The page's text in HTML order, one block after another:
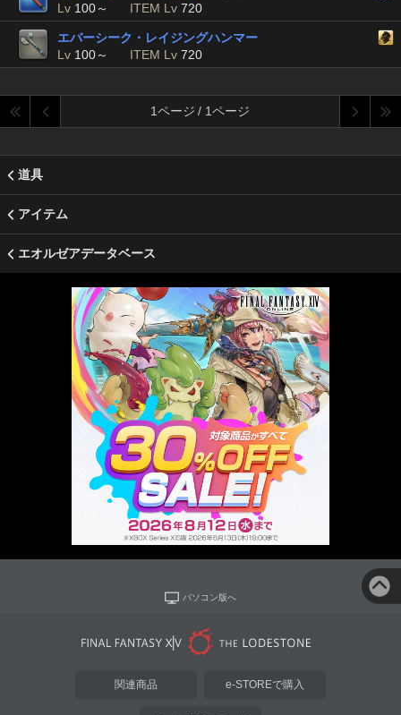
Lv 100～ ITEM Lv 720
エバーシーク・レイジングハンマー
Lv 100～ ITEM Lv 720
1ページ / 1ページ
道具
アイテム
エオルゼアデータベース
パソコン版へ
関連商品 e-STOREで購入